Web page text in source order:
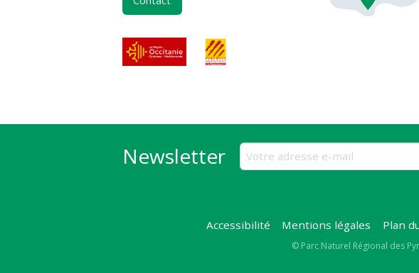
Newsletter
Accessibilité Mentions légales Plan
Copyright
© Parc Naturel Régional des